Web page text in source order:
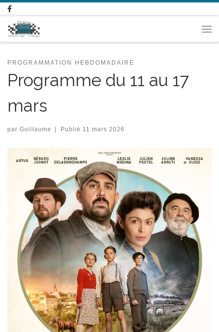
PROGRAMMATION HEBDOMADAIRE
Programme du 11 au 17
mars
par Guillaume | Publié 11 mars 2026